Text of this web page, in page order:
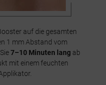
auf die gesamten
1 mm Abstand vom
7–10 Minuten lang ab
mit einem feuchten